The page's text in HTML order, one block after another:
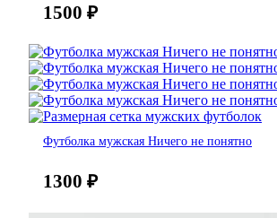
1500 ₽
Футболка мужская Ничего не понятно
1300 ₽